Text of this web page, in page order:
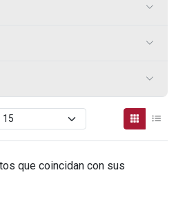
que coincidan con sus